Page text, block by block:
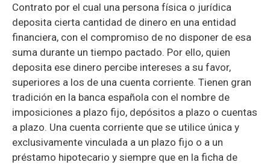
Contrato por el cual una persona física o jurídica
deposita cierta cantidad de dinero en una entidad
financiera, con el compromiso de no disponer de esa
suma durante un tiempo pactado. Por ello, quien
deposita ese dinero percibe intereses a su favor,
superiores a los de una cuenta corriente. Tienen gran
tradición en la banca española con el nombre de
imposiciones a plazo fijo, depósitos a plazo o cuentas
a plazo. Una cuenta corriente que se utilice única y
exclusivamente vinculada a un plazo fijo o a un
préstamo hipotecario y siempre que en la ficha de